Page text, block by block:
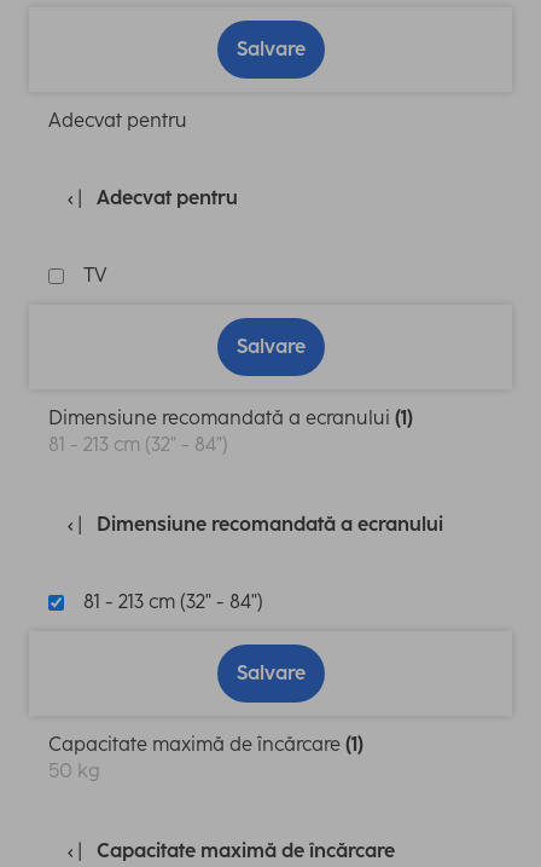
Salvare
Adecvat pentru
Adecvat pentru
TV
Salvare
Dimensiune recomandată a ecranului (1)
81 - 213 cm (32" - 84")
Dimensiune recomandată a ecranului
81 - 213 cm (32" - 84")
Salvare
Capacitate maximă de încărcare (1)
50 kg
Capacitate maximă de încărcare